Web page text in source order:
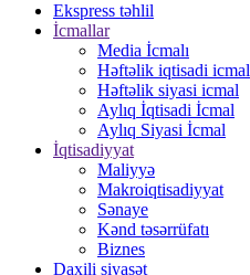
Ekspress təhlil
İcmallar
Media İcmalı
Həftəlik iqtisadi icmal
Həftəlik siyasi icmal
Aylıq İqtisadi İcmal
Aylıq Siyasi İcmal
İqtisadiyyat
Maliyyə
Makroiqtisadiyyat
Sənaye
Kənd təsərrüfatı
Biznes
Daxili siyasət